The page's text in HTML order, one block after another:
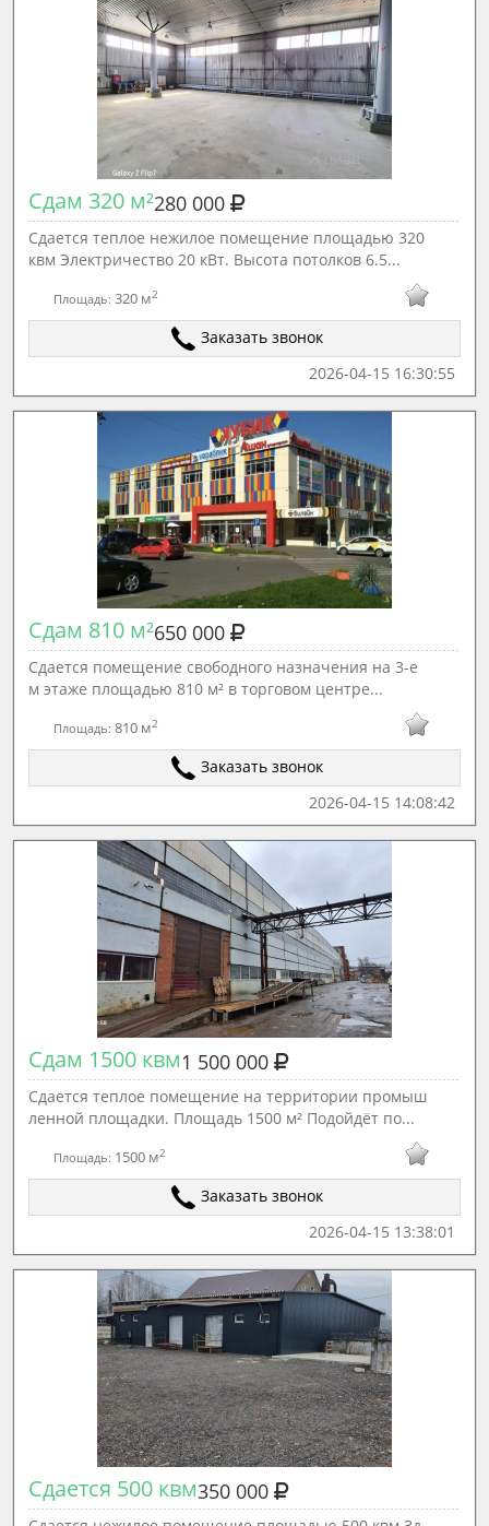
Сдам 320 м²280 000
Сдается теплое нежилое помещение площадью 320
квм Электричество 20 кВт. Высота потолков 6.5...
Площадь:320 м2
Заказать звонок
2026-04-15 16:30:55
Сдам 810 м²650 000
Сдается помещение свободного назначения на 3-е
м этаже площадью 810 м² в торговом центре...
Площадь:810 м2
Заказать звонок
2026-04-15 14:08:42
Сдам 1500 квм1 500 000
Сдается теплое помещение на территории промыш
ленной площадки. Площадь 1500 м² Подойдёт по...
Площадь: 1500 м2
Заказать звонок
2026-04-15 13:38:01
Сдается 500 квм350 000